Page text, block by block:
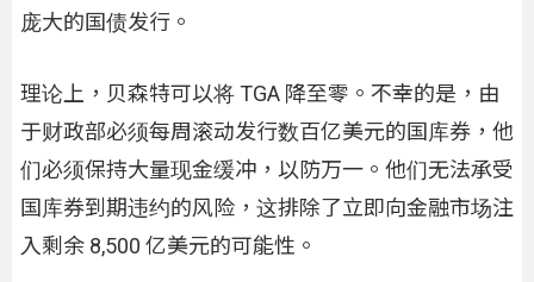
庞大的国债发行。
理论上，贝森特可以将 TGA 降至零。不幸的是，由
于财政部必须每周滚动发行数百亿美元的国库券，他
们必须保持大量现金缓冲，以防万一。他们无法承受
国库券到期违约的风险，这排除了立即向金融市场注
入剩余 8,500 亿美元的可能性。